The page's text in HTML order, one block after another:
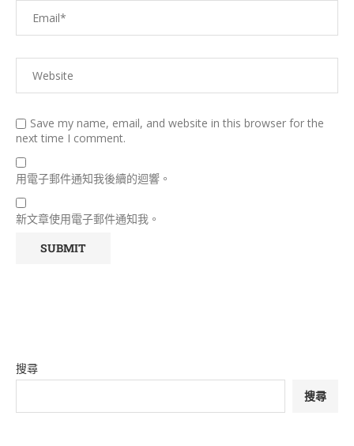
Save my name, email, and website in this browser for the
next time I comment.
用電子郵件通知我後續的迴響。
新文章使用電子郵件通知我。
搜尋
搜尋